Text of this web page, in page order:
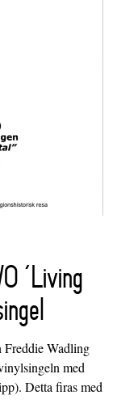
‘Living
Freddie Wadling
med
Detta firas med